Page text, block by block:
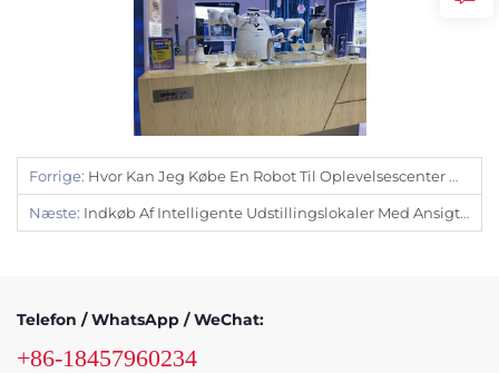
Forrige: Hvor Kan Jeg Købe En Robot Til Oplevelsescenter Med Én Stop
Næste: Indkøb Af Intelligente Udstillingslokaler Med Ansigtsgenkendelsesrobotter
Telefon / WhatsApp / WeChat:
+86-18457960234